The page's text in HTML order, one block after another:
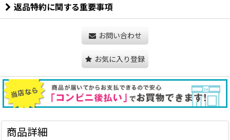
返品特約に関する重要事項
お問い合わせ
お気に入り登録
商品詳細